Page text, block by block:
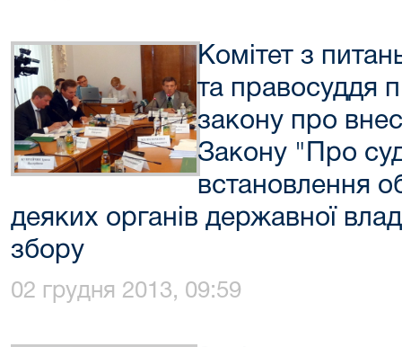
Комітет з
та правосуддя
закону про
Закону "Про
встановлення
деяких органів державної
збору
02 грудня 2013, 09:59